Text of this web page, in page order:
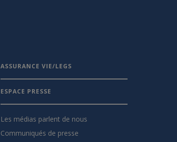
ASSURANCE VIE/LEGS
ESPACE PRESSE
Les médias parlent de nous
Communiqués de presse